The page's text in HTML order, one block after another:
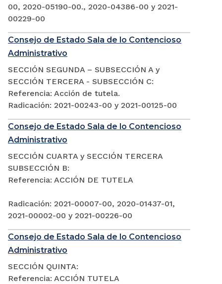
00, 2020-05190-00., 2020-04386-00 y 2021-
00229-00
Consejo de Estado Sala de lo Contencioso
Administrativo
SECCIÓN SEGUNDA – SUBSECCIÓN A y
SECCIÓN TERCERA - SUBSECCIÓN C:
Referencia: Acción de tutela.
Radicación: 2021-00243-00 y 2021-00125-00
Consejo de Estado Sala de lo Contencioso
Administrativo
SECCIÓN CUARTA y SECCIÓN TERCERA
SUBSECCIÓN B:
Referencia: ACCIÓN DE TUTELA
Radicación: 2021-00007-00, 2020-01437-01,
2021-00002-00 y 2021-00226-00
Consejo de Estado Sala de lo Contencioso
Administrativo
SECCIÓN QUINTA:
Referencia: ACCIÓN TUTELA